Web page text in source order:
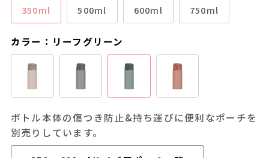
350ml 500ml 600ml 750ml
カラー：リーフグリーン
ボトル本体の傷つき防止&持ち運びに便利なポーチを
別売りしています。